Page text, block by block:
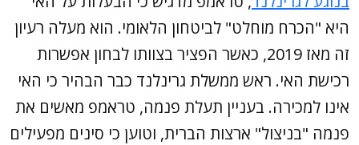
היא "הכרח מוחלט" לביטחון הלאומי. הוא מעלה רעיון
זה מאז 2019, כאשר הפציר בצוותו לבחון אפשרות
רכישת האי. ראש ממשלת גרינלנד כבר הבהיר כי האי
אינו למכירה. בעניין תעלת פנמה, טראמפ מאשים את
פנמה "בניצול" ארצות הברית, וטוען כי סינים מפעילים